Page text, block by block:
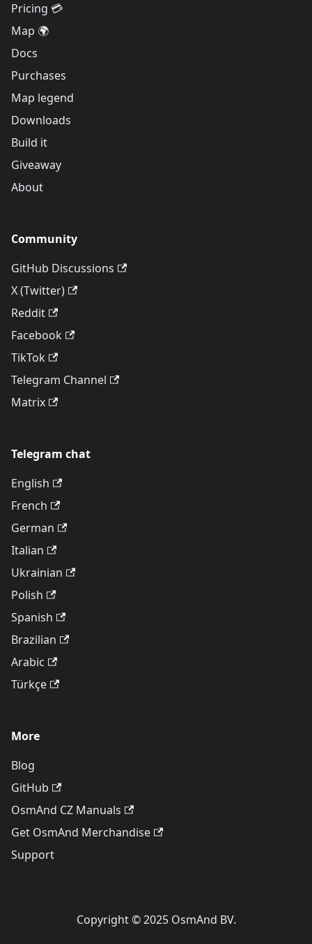
Pricing 💳
Map 🌍
Docs
Purchases
Map legend
Downloads
Build it
Giveaway
About
Community
GitHub Discussions
X (Twitter)
Reddit
Facebook
TikTok
Telegram Channel
Matrix
Telegram chat
English
French
German
Italian
Ukrainian
Polish
Spanish
Brazilian
Arabic
Türkçe
More
Blog
GitHub
OsmAnd CZ Manuals
Get OsmAnd Merchandise
Support
Copyright © 2025 OsmAnd BV.